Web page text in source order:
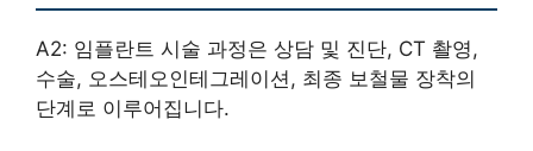
A2: 임플란트 시술 과정은 상담 및 진단, CT 촬영,
수술, 오스테오인테그레이션, 최종 보철물 장착의
단계로 이루어집니다.